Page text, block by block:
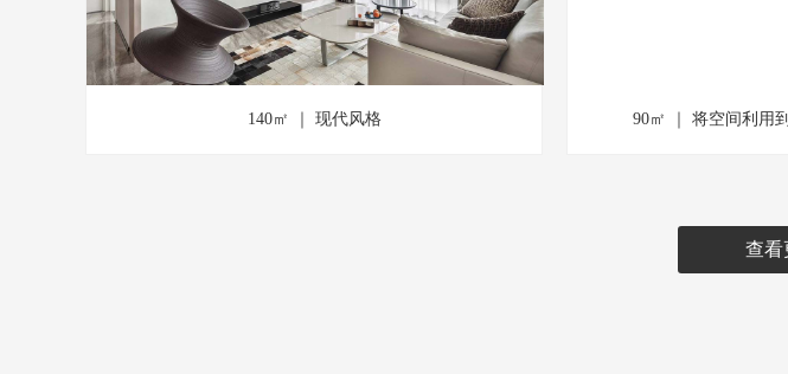
140㎡ ｜ 现代风格 90㎡ ｜ 将空间利用
查看